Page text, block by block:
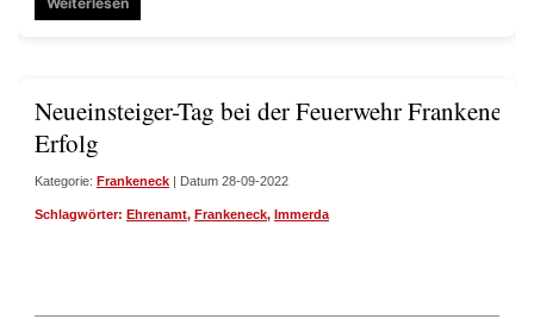
Neueinsteiger-Tag bei der Feuerwehr
Erfolg
Kategorie: Frankeneck | Datum 28-09-2022
Schlagwörter: Ehrenamt, Frankeneck, Immerda